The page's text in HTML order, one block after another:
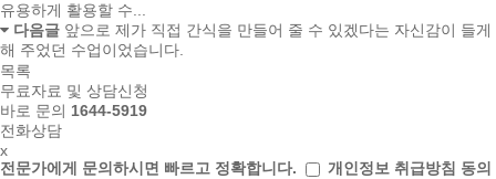
유용하게 활용할 수...
다음글 앞으로 제가 직접 간식을 만들어 줄 수 있겠다는 자신감이 들게
해 주었던 수업이었습니다.
목록
무료자료 및 상담신청
바로 문의 1644-5919
전화상담
x
전문가에게 문의하시면 빠르고 정확합니다.
개인정보 취급방침 동의